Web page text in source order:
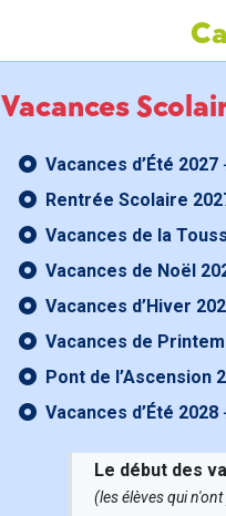
Vacances
Vacances d’Été
Rentrée Scolaire
Vacances de la
Vacances de Noël
Vacances d’Hiver
Vacances de
Pont de l’Ascension
Vacances d’Été
Le début des
(les élèves qui